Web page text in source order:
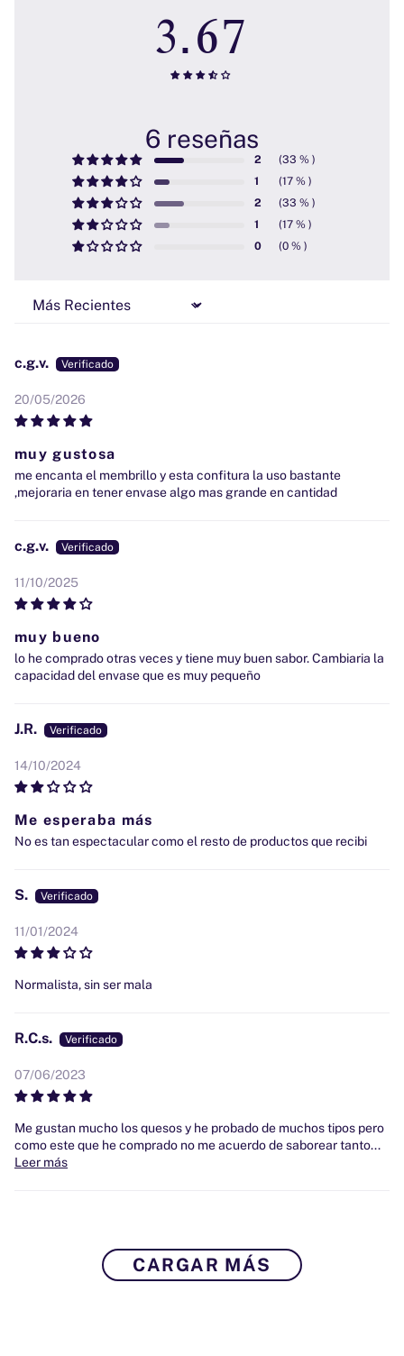
3.67
6 reseñas
2
1
2
1
0
Sort by
20/05/2026
c.g.v.
muy gustosa
me encanta el membrillo y esta confitura la uso bastante
,mejoraria en tener envase algo mas grande en cantidad
11/10/2025
c.g.v.
muy bueno
lo he comprado otras veces y tiene muy buen sabor. Cambiaria la
capacidad del envase que es muy pequeño
14/10/2024
J.R.
Me esperaba más
No es tan espectacular como el resto de productos que recibi
11/01/2024
S.
Normalista, sin ser mala
07/06/2023
R.C.s.
Me gustan mucho los quesos y he probado de muchos tipos pero
como este que he comprado no me acuerdo de saborear tanto...
Leer más
CARGAR MÁS